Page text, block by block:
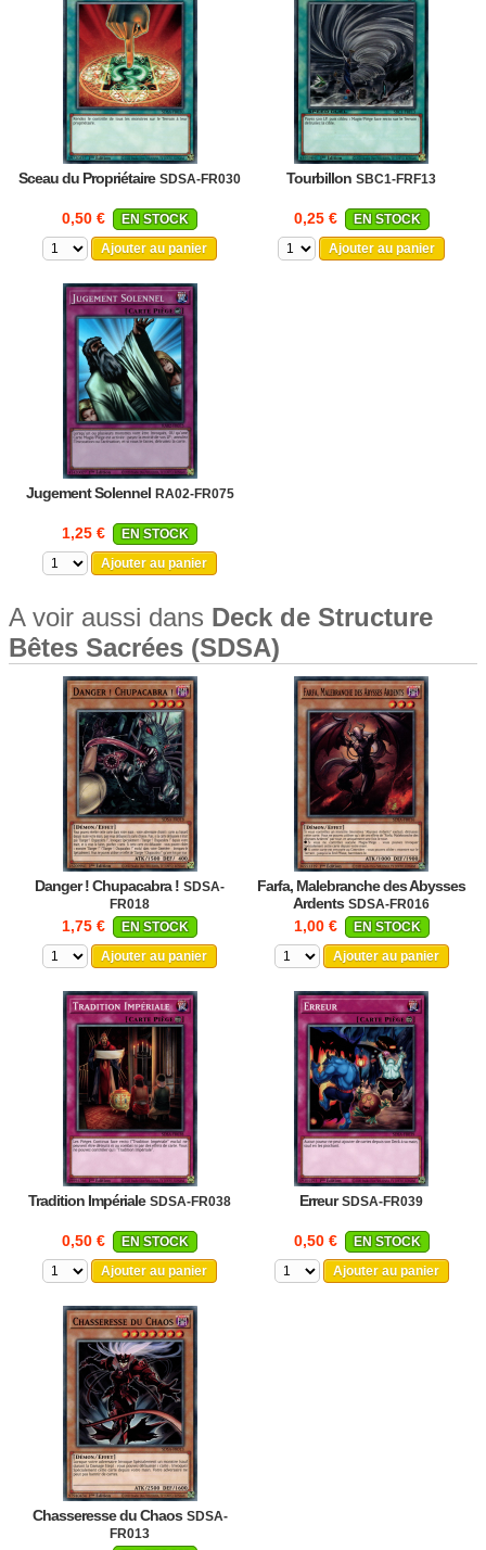
Sceau du Propriétaire SDSA-FR030
0,50 €
EN STOCK
Ajouter au panier
Tourbillon SBC1-FRF13
0,25 €
EN STOCK
Ajouter au panier
Jugement Solennel RA02-FR075
1,25 €
EN STOCK
Ajouter au panier
A voir aussi dans Deck de Structure
Bêtes Sacrées (SDSA)
Danger ! Chupacabra ! SDSA-
FR018
1,75 €
EN STOCK
Ajouter au panier
Farfa, Malebranche des Abysses
Ardents SDSA-FR016
1,00 €
EN STOCK
Ajouter au panier
Tradition Impériale SDSA-FR038
0,50 €
EN STOCK
Ajouter au panier
Erreur SDSA-FR039
0,50 €
EN STOCK
Ajouter au panier
Chasseresse du Chaos SDSA-
FR013